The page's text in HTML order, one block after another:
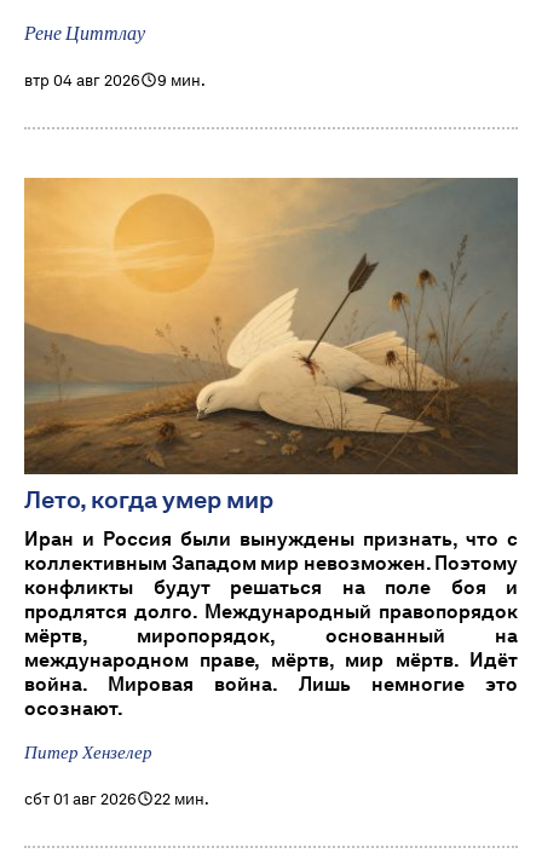
Рене Циттлау
втр 04 авг 2026 9 мин.
Лето, когда умер мир
Иран и Россия были вынуждены признать, что с
коллективным Западом мир невозможен. Поэтому
конфликты будут решаться на поле боя и
продлятся долго. Международный правопорядок
мёртв, миропорядок, основанный на
международном праве, мёртв, мир мёртв. Идёт
война. Мировая война. Лишь немногие это
осознают.
Питер Хензелер
сбт 01 авг 2026 22 мин.